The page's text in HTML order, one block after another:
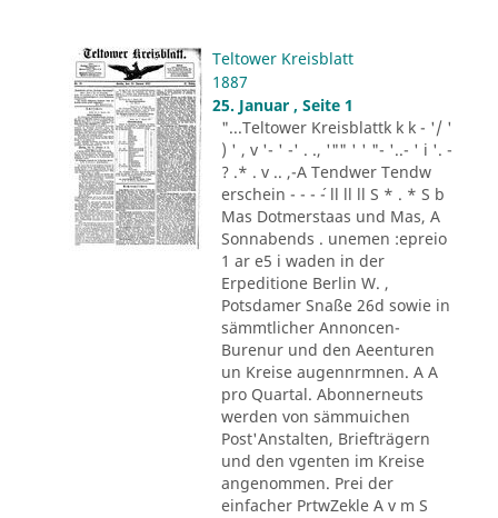
Teltower Kreisblatt
1887
25. Januar , Seite 1
"...Teltower Kreisblattk k k - '/ '
) ' , v '- ' -' . ., '"" ' ' "- '..- ' i '. -
? .* . v .. ,-A Tendwer Tendw
erschein - - - ´- ll ll ll S * . * S b
Mas Dotmerstaas und Mas, A
Sonnabends . unemen :epreio
1 ar e5 i waden in der
Erpeditione Berlin W. ,
Potsdamer Snaße 26d sowie in
sämmtlicher Annoncen-
Burenur und den Aeenturen
un Kreise augennrmnen. A A
pro Quartal. Abonnerneuts
werden von sämmuichen
Post'Anstalten, Briefträgern
und den vgenten im Kreise
angenommen. Prei der
einfacher PrtwZekle A v m S